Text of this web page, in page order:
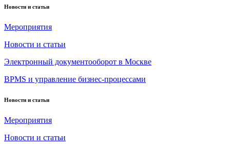
Новости и статьи
Мероприятия
Новости и статьи
Электронный документооборот в Москве
BPMS и управление бизнес-процессами
Новости и статьи
Мероприятия
Новости и статьи